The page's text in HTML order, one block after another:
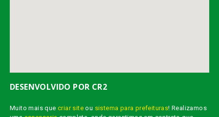
DESENVOLVIDO POR CR2
Muito mais quecriar site ou sistema para prefeituras! Realizamos